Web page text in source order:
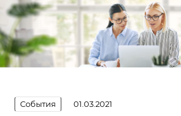
События 01.03.2021